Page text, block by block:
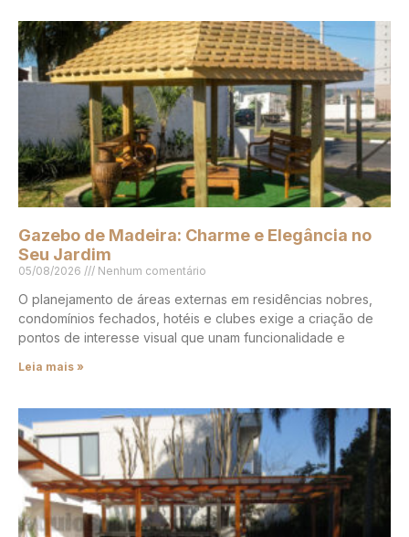
Gazebo de Madeira: Charme e Elegância no
Seu Jardim
05/08/2026 Nenhum comentário
O planejamento de áreas externas em residências nobres,
condomínios fechados, hotéis e clubes exige a criação de
pontos de interesse visual que unam funcionalidade e
Leia mais »